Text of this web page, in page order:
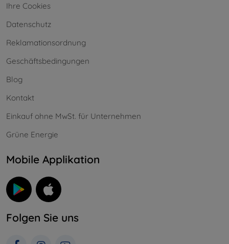
Ihre Cookies
Datenschutz
Reklamationsordnung
Geschäftsbedingungen
Blog
Kontakt
Einkauf ohne MwSt. für Unternehmen
Grüne Energie
Mobile Applikation
Folgen Sie uns